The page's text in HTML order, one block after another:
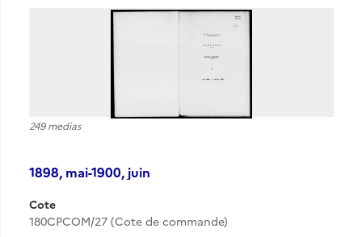
249 medias
1898, mai-1900, juin
Cote
180CPCOM/27 (Cote de commande)